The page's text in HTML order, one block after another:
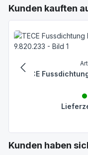
Produktgalerie
Kunden kauften
TECE
Produktgalerie
Kunden haben